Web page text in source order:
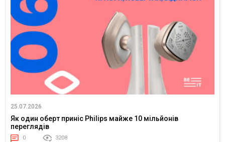
25.07.2026
Як один оберт приніс Philips майже 10 мільйонів
переглядів
0 3208